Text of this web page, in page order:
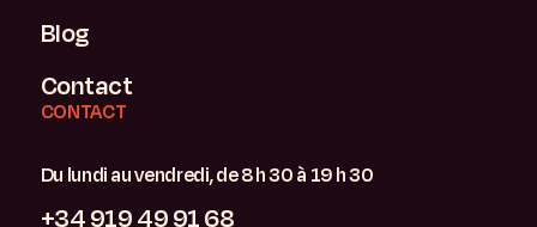
Blog
Contact
CONTACT
Du lundi au vendredi, de 8 h 30 à 19 h 30
+34 919 49 91 68